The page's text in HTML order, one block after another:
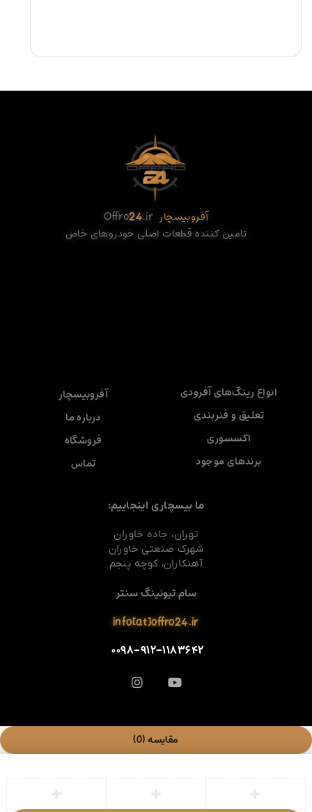
آفروبیسچار Offro24.ir
تامین کننده قطعات اصلی خودروهای خاص
انواع رینگ‌های آفرودی
تعلیق و فنربندی
اکسسوری
برندهای موجود
آفروبیسچار
درباره ما
فروشگاه
تماس
ما بیسچاری اینجاییم:
تهران، جاده خاوران
شهرک صنعتی خاوران
آهنکاران، کوچه پنجم
سام تیونینگ سنتر
info[at]offro24.ir
۰۰۹۸-۹۱۲-۱۱۸۳۶۴۲
مقایسه(0)